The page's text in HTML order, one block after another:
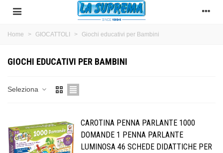
Home > GIOCATTOLI > Giochi educativi per Bambini
GIOCHI EDUCATIVI PER BAMBINI
Seleziona
CAROTINA PENNA PARLANTE 1000
DOMANDE 1 PENNA PARLANTE
LUMINOSA 46 SCHEDE DIDATTICHE PER